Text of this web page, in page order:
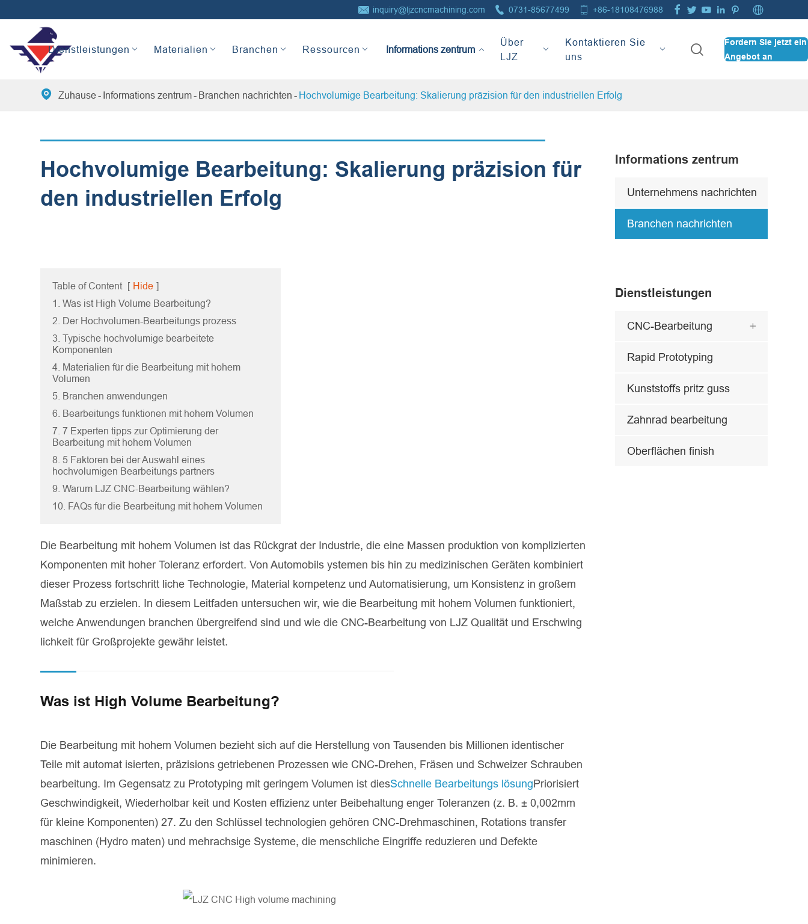
 inquiry@ljzcncmachining.com  0731-85677499  +86-18108476988      
Dienstleistungen Materialien Branchen Ressourcen
zentrum
Über
LJZ
Kontaktieren Sie
uns

Fordern Sie jetzt ein
Angebot an
 Zuhause Informations zentrum Branchen nachrichten Hochvolumige Bearbeitung: Skalierung präzision für den industriellen Erfolg
Hochvolumige Bearbeitung: Skalierung präzision für
den industriellen Erfolg
Table of Content [ Hide ]
1. Was ist High Volume Bearbeitung?
2. Der Hochvolumen-Bearbeitungs prozess
3. Typische hochvolumige bearbeitete
Komponenten
4. Materialien für die Bearbeitung mit hohem
Volumen
5. Branchen anwendungen
6. Bearbeitungs funktionen mit hohem Volumen
7. 7 Experten tipps zur Optimierung der
Bearbeitung mit hohem Volumen
8. 5 Faktoren bei der Auswahl eines
hochvolumigen Bearbeitungs partners
9. Warum LJZ CNC-Bearbeitung wählen?
10. FAQs für die Bearbeitung mit hohem Volumen
Die Bearbeitung mit hohem Volumen ist das Rückgrat der Industrie, die eine Massen produktion von komplizierten
Komponenten mit hoher Toleranz erfordert. Von Automobils ystemen bis hin zu medizinischen Geräten kombiniert
dieser Prozess fortschritt liche Technologie, Material kompetenz und Automatisierung, um Konsistenz in großem
Maßstab zu erzielen. In diesem Leitfaden untersuchen wir, wie die Bearbeitung mit hohem Volumen funktioniert,
welche Anwendungen branchen übergreifend sind und wie die CNC-Bearbeitung von LJZ Qualität und Erschwing
lichkeit für Großprojekte gewähr leistet.
Was ist High Volume Bearbeitung?
Die Bearbeitung mit hohem Volumen bezieht sich auf die Herstellung von Tausenden bis Millionen identischer
Teile mit automat isierten, präzisions getriebenen Prozessen wie CNC-Drehen, Fräsen und Schweizer Schrauben
bearbeitung. Im Gegensatz zu Prototyping mit geringem Volumen ist diesSchnelle Bearbeitungs lösungPriorisiert
Geschwindigkeit, Wiederholbar keit und Kosten effizienz unter Beibehaltung enger Toleranzen (z. B. ± 0,002mm
für kleine Komponenten) 27. Zu den Schlüssel technologien gehören CNC-Drehmaschinen, Rotations transfer
maschinen (Hydro maten) und mehrachsige Systeme, die menschliche Eingriffe reduzieren und Defekte
minimieren.
Informations zentrum
Unternehmens nachrichten
Branchen nachrichten
Dienstleistungen
CNC-Bearbeitung 
Rapid Prototyping
Kunststoffs pritz guss
Zahnrad bearbeitung
Oberflächen finish